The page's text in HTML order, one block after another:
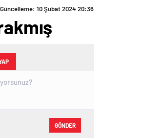
Güncelleme: 10 Şubat 2024 20:36
GÖNDER